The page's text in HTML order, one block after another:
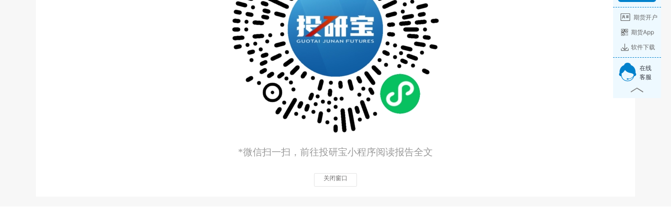
*微信扫一扫，前往投研宝小程序阅读报告全文
关闭窗口
期货开户
期货App
软件下载
在线
客服